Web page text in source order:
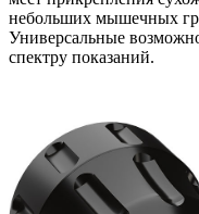
небольших мышечных
Универсальные
спектру показаний.